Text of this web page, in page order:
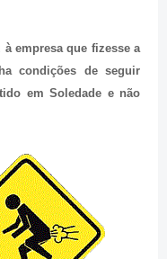
empresa que fizesse a
condições de seguir
em Soledade e não